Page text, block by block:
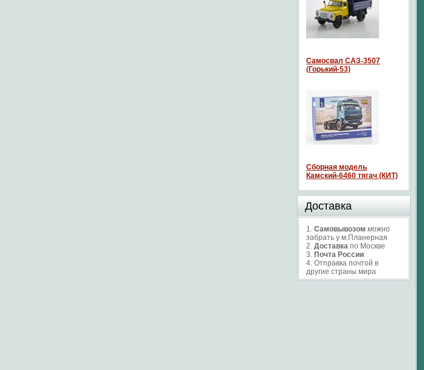
Самосвал САЗ-3507
(Горький-53)
Сборная модель
Камский-6460 тягач (КИТ)
Доставка
1. Самовывозом можно
забрать у м.Планерная
2. Доставка по Москве
3. Почта России
4. Отправка почтой в
другие страны мира